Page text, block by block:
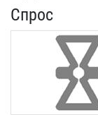
Спрос